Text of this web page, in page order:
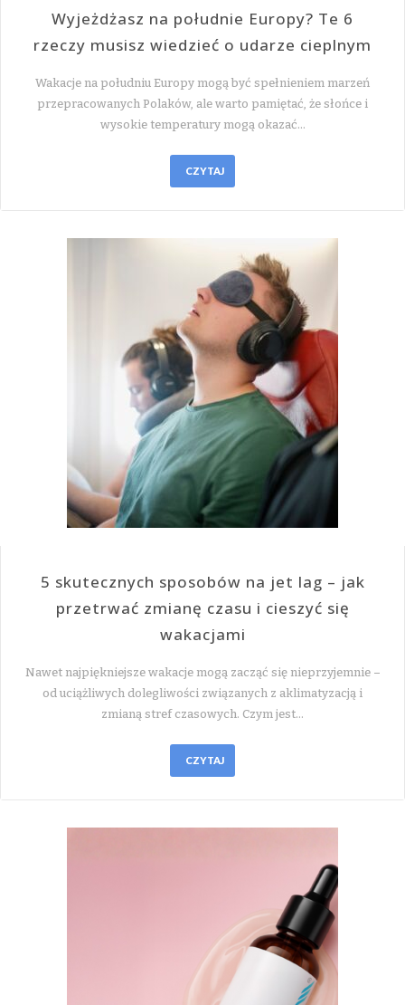
Wyjeżdżasz na południe Europy? Te 6
rzeczy musisz wiedzieć o udarze cieplnym
Wakacje na południu Europy mogą być spełnieniem marzeń
przepracowanych Polaków, ale warto pamiętać, że słońce i
wysokie temperatury mogą okazać…
CZYTAJ
5 skutecznych sposobów na jet lag – jak
przetrwać zmianę czasu i cieszyć się
wakacjami
Nawet najpiękniejsze wakacje mogą zacząć się nieprzyjemnie –
od uciążliwych dolegliwości związanych z aklimatyzacją i
zmianą stref czasowych. Czym jest…
CZYTAJ